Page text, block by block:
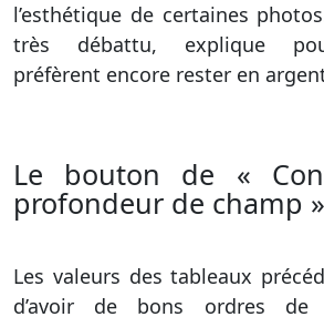
l’esthétique de certaines
très débattu, explique
préfèrent encore rester en
Le bouton de «
profondeur de champ »
Les valeurs des tableaux
d’avoir de bons ordres de